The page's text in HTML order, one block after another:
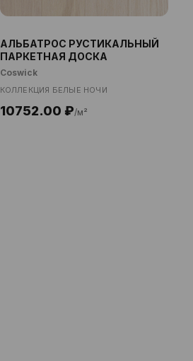
АЛЬБАТРОС РУСТИКАЛЬНЫЙ
ПАРКЕТНАЯ ДОСКА
Coswick
КОЛЛЕКЦИЯ БЕЛЫЕ НОЧИ
10752.00 ₽/м²